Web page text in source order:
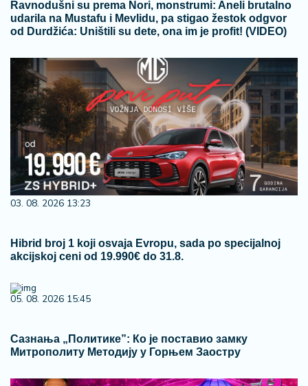
Ravnodušni su prema Nori, monstrumi: Aneli brutalno
udarila na Mustafu i Mevlidu, pa stigao žestok odgvor
od Durdžića: Uništili su dete, ona im je profit! (VIDEO)
03. 08. 2026 13:23
Hibrid broj 1 koji osvaja Evropu, sada po specijalnoj
akcijskoj ceni od 19.990€ do 31.8.
05. 08. 2026 15:45
Сазнања „Политике”: Ко је поставио замку
Митрополиту Методију у Горњем Заостру